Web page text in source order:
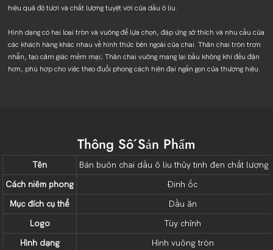
hiệu quả độ tươi và chất lượng tuyệt vời của dầu ô liu.
Hình dạng có hai loại tròn và vuông để lựa chọn, đáp ứng sở thích và nhu cầu của
các khách hàng khác nhau về hình thức bên ngoài của chai. Thân chai tròn trơn
nhẵn, tạo cảm giác mềm mại; Thân chai vuông mang lại bầu không khí đều đặn
hơn, phù hợp cho việc theo đuổi phong cách hiện đại ngắn gọn của thương hiệu.
Thông Số Sản Phẩm
Tên
Bán buôn chai dầu ô liu thủy tinh đen chất lượng
Cách niêm phong
Đinh ốc
Mục đích cụ thể
Dầu ăn
Logo
Tùy chỉnh
Hình dạng
Hình vuông tròn